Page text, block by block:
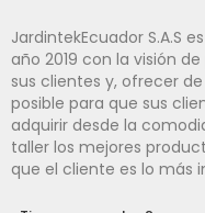
JardintekEcuador S.A.S
año 2019 con la visión
sus clientes y, ofrecer
posible para que sus
adquirir desde la
taller los mejores
que el cliente es lo más